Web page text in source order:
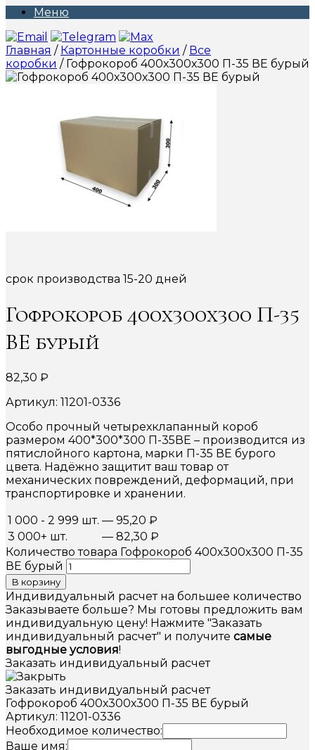
Меню
Главная / Картонные коробки / Все
коробки / Гофрокороб 400х300х300 П-35 ВЕ бурый
срок производства 15-20 дней
Гофрокороб 400х300х300 П-35
ВЕ бурый
82,30 ₽
Артикул: 11201-0336
Особо прочный четырехклапанный короб
размером 400*300*300 П-35ВЕ – производится из
пятислойного картона, марки П-35 ВЕ бурого
цвета. Надёжно защитит ваш товар от
механических повреждений, деформаций, при
транспортировке и хранении.
1 000 - 2 999 шт. — 95,20 ₽
3 000+ шт.
— 82,30 ₽
Количество товара Гофрокороб 400х300х300 П-35
ВЕ бурый
В корзину
Индивидуальный расчет на большее количество
Заказываете больше? Мы готовы предложить вам
индивидуальную цену! Нажмите "Заказать
индивидуальный расчет" и получите самые
выгодные условия!
Заказать индивидуальный расчет
Заказать индивидуальный расчет
Гофрокороб 400х300х300 П-35 ВЕ бурый
Артикул: 11201-0336
Необходимое количество:
Ваше имя: